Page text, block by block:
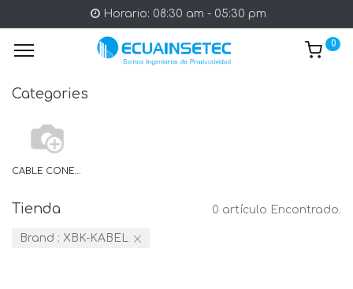
Horario: 08:30 am - 05:30 pm
0
Categories
CABLE CONECTOR ETHERNET
Tienda 0 artículo Encontrado.
Brand : XBK-KABEL